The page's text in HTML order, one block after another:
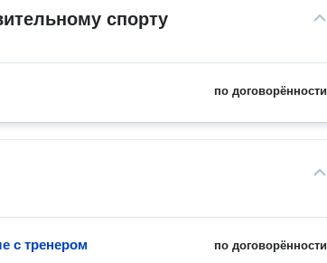
спорту
по договорённости
по договорённости
с тренером